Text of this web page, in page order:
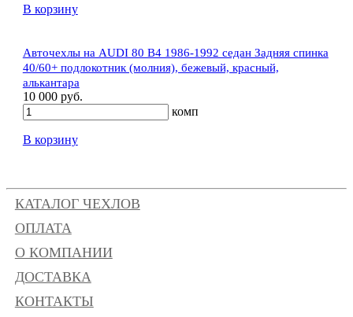
В корзину
Авточехлы на AUDI 80 В4 1986-1992 седан Задняя спинка
40/60+ подлокотник (молния), бежевый, красный,
алькантара
10 000 руб.
комп
В корзину
КАТАЛОГ ЧЕХЛОВ
ОПЛАТА
О КОМПАНИИ
ДОСТАВКА
КОНТАКТЫ